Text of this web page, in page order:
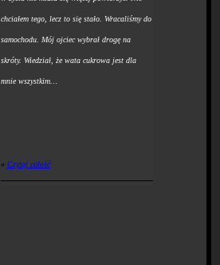
chciałem tego, lecz to się stało. Wracaliśmy do
samochodu. Mój ojciec wybrał drogę na
skróty. Wiedział, że wata cukrowa jest dla
mnie wszystkim…
» Czytaj całość